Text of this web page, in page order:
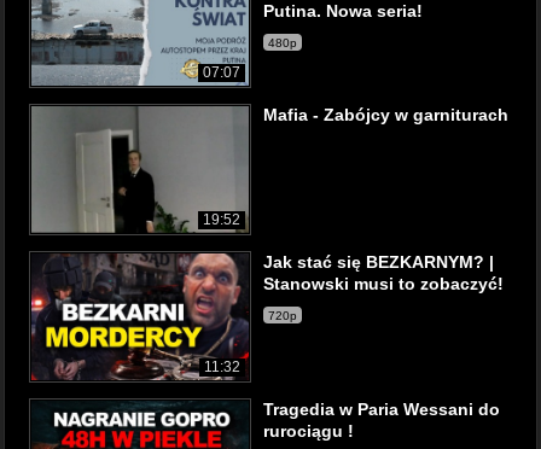
07:07
Putina. Nowa seria!
480p
19:52
Mafia - Zabójcy w garniturach
11:32
Jak stać się BEZKARNYM? |
Stanowski musi to zobaczyć!
720p
Tragedia w Paria Wessani do
rurociągu !